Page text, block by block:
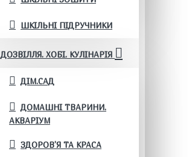
ШКІЛЬНІ ПІДРУЧНИКИ
ДОЗВІЛЛЯ. ХОБІ. КУЛІНАРІЯ
ДІМ.САД
ДОМАШНІ ТВАРИНИ.
АКВАРІУМ
ЗДОРОВ'Я ТА КРАСА